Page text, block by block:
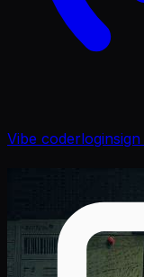
Vibe coderlogin